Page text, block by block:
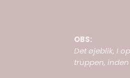
OBS:
Det øjeblik, I
truppen,